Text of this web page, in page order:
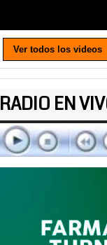
Ver todos los videos
RADIO EN